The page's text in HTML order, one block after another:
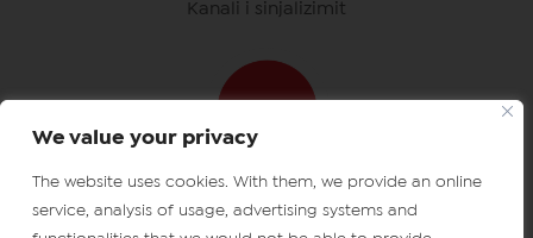
We value your privacy
The website uses cookies. With them, we provide an online
service, analysis of usage, advertising systems and
Kanali i sinjalizimit
Shkarko aplikacionet e ipkosÇertifikatat e IPKO